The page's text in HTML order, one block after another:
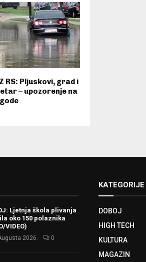
RS: Pljuskovi, grad i
– upozorenje na
Ljetnja škola plivanja
oko 150 polaznika
VIDEO)
2026. 0
KATEGORIJE
DOBOJ
HIGH TECH
KULTURA
MAGAZIN